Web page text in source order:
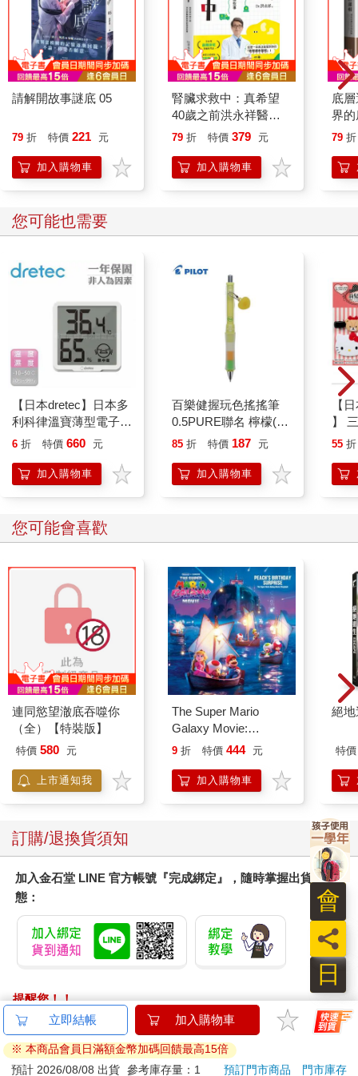
請解開故事謎底 05
79 折 特價 221 元
加入購物車
腎臟求救中：真希望
40歲之前洪永祥醫師
就告訴我這些事
79 折 特價 379 元
加入購物車
底
界
79 折
您可能也需要
【日本dretec】日本多
利科律溫寶薄型電子溫
濕度計-白色-可掛式
6 折 特價 660 元
加入購物車
百樂健握玩色搖搖筆
0.5PURE聯名 檸檬(限
量)
85 折 特價 187 元
加入購物車
【
】
款
耳
55 折
您可能會喜歡
連同慾望澈底吞噬你
（全）【特裝版】
特價 580 元
上市通知我
The Super Mario
Galaxy Movie:
Peach`s Birthday
Mario Galaxy Movie
Storybook
9 折 特價 444 元
加入購物車
絕
特價
訂購/退換貨須知
加入金石堂 LINE 官方帳號『完成綁定』，隨時掌握出貨動
態：
提醒您！！
金石堂及銀行均不會請您操作ATM! 如接獲電話要求您前往
ATM提款機，請不要聽從指示，以免受騙上當！
退換貨須知：
立即結帳 加入購物車
※ 本商品會員日滿額金幣加碼回饋最高15倍
預計 2026/08/08 出貨 參考庫存量：1 預訂門市商品
門市庫存
日
員
會